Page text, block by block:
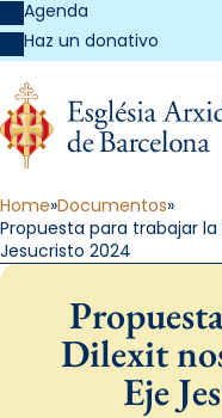
Agenda
Haz un donativo
Home Documentos
Propuesta para trabajar la
Jesucristo 2024
Dilexit
Eje